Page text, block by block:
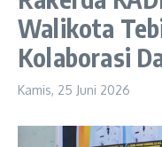
Walikota
Kolaborasi
Kamis, 25 Juni 2026